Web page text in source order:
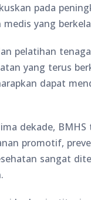
pada
yang
pelatihan
yang terus
dapat
dekade,
promotif,
sangat